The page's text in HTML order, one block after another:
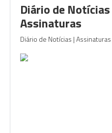
Diário de
Assinaturas
Diário de Notícias | Assinaturas